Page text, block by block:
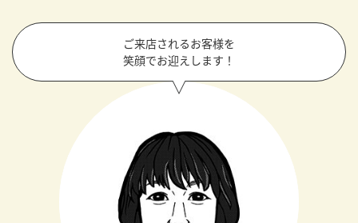
ご来店されるお客様を
笑顔でお迎えします！